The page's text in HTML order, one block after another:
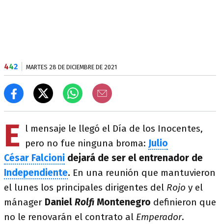
442 MARTES 28 DE DICIEMBRE DE 2021
E
l mensaje le llegó el Día de los Inocentes,
pero no fue ninguna broma: Julio
César Falcioni dejará de ser el entrenador de
Independiente. En una reunión que mantuvieron
el lunes los principales dirigentes del Rojo y el
mánager Daniel Rolfi Montenegro definieron que
no le renovarán el contrato al Emperador.